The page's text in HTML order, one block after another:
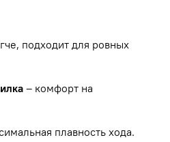
подходит для ровных
– комфорт на
плавность хода.